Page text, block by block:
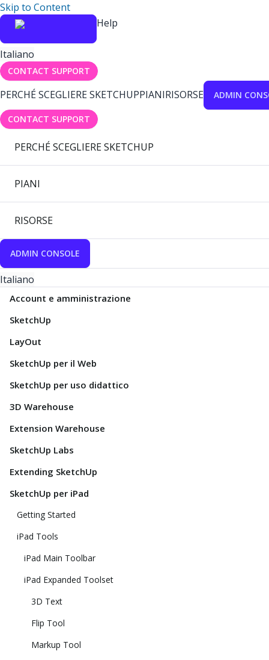
Skip to Content
Help
Italiano
CONTACT SUPPORT
PERCHÉ SCEGLIERE SKETCHUPPIANIRISORSE ADMIN
CONTACT SUPPORT
PERCHÉ SCEGLIERE SKETCHUP
PIANI
RISORSE
ADMIN CONSOLE
Italiano
Account e amministrazione
SketchUp
LayOut
SketchUp per il Web
SketchUp per uso didattico
3D Warehouse
Extension Warehouse
SketchUp Labs
Extending SketchUp
SketchUp per iPad
Getting Started
iPad Tools
iPad Main Toolbar
iPad Expanded Toolset
3D Text
Flip Tool
Markup Tool